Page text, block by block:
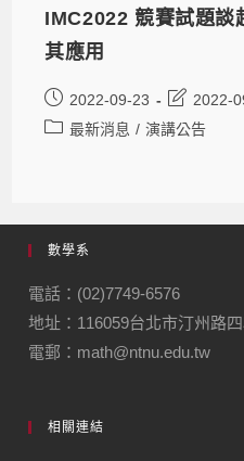
IMC2022 競賽試題
其應用
2022-09-23
2022-
最新消息 / 演講公告
數學系
電話：(02)7749-6576
地址：116059台北市汀州路
電郵：math@ntnu.edu.tw
相關連結